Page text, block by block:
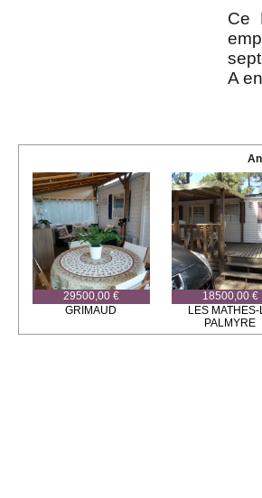
Ce
A
29500,00 €
GRIMAUD
18500,00 €
LES MATHES-
PALMYRE